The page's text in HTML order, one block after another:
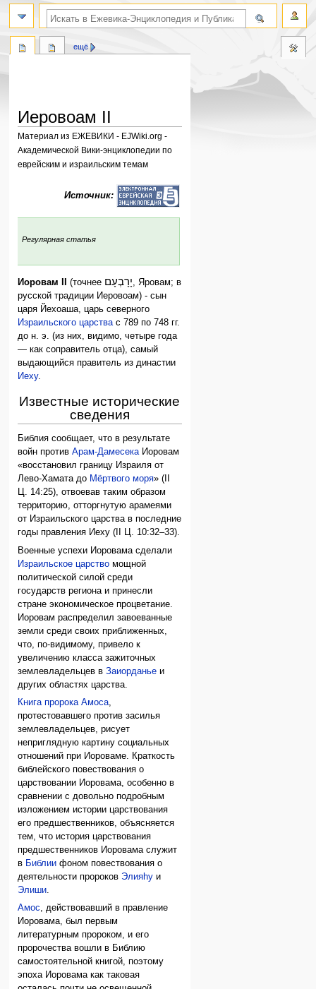
Иеровоам II
Материал из ЕЖЕВИКИ - EJWiki.org -
Академической Вики-энциклопедии по
еврейским и израильским темам
Источник:
Регулярная статья
Иоровам II (точнее יָרָבְעָם , Яровам; в
русской традиции Иеровоам) - сын
царя Йехоаша, царь северного
Израильского царства с 789 по 748 гг.
до н. э. (из них, видимо, четыре года
— как соправитель отца), самый
выдающийся правитель из династии
Иеху.
Известные исторические
сведения
Библия сообщает, что в результате
войн противАрам-ДамесекаИоровам
«восстановил границу Израиля от
Лево-Хамата до Мёртвого моря» (II
Ц. 14:25), отвоевав таким образом
территорию, отторгнутую арамеями
от Израильского царства в последние
годы правления Иеху (II Ц. 10:32–33).
Военные успехи Иоровама сделали
Израильское царство мощной
политической силой среди
государств региона и принесли
стране экономическое процветание.
Иоровам распределил завоеванные
земли среди своих приближенных,
что, по-видимому, привело к
увеличению класса зажиточных
землевладельцев вЗаиорданье и
других областях царства.
Книга пророка Амоса,
протестовавшего против засилья
землевладельцев, рисует
неприглядную картину социальных
отношений при Иороваме. Краткость
библейского повествования о
царствовании Иоровама, особенно в
сравнении с довольно подробным
изложением истории царствования
его предшественников, объясняется
тем, что история царствования
предшественников Иоровама служит
в Библии фоном повествования о
деятельности пророков Элияhу и
Элиши.
Амос, действовавший в правление
Иоровама, был первым
литературным пророком, и его
пророчества вошли в Библию
самостоятельной книгой, поэтому
эпоха Иоровама как таковая
ещё
поиск по словам